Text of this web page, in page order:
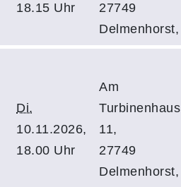
18.15 Uhr
27749
Delmenhorst,
Di.
10.11.2026,
18.00 Uhr
Am
Turbinenhaus
11,
27749
Delmenhorst,